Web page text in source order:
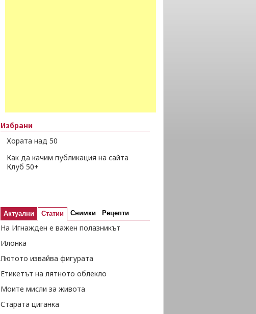
Избрани
Хората над 50
Как да качим публикация на сайта
Клуб 50+
Актуални Статии Снимки Рецепти
На Игнажден е важен полазникът
Илонка
Лютото извайва фигурата
Етикетът на лятното облекло
Моите мисли за живота
Старата циганка